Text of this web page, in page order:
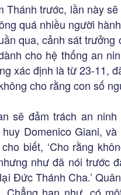
Thánh trước, lần này
quá nhiều người
qua, cảnh sát trưởng
cho hệ thống an
xác định là từ 23-11,
cho rằng con số
sẽ đảm trách an
Domenico Giani,
biết, ‘Cho rằng
như đã nói trước
Đức Thánh Cha.’
Chẳng hạn như, có